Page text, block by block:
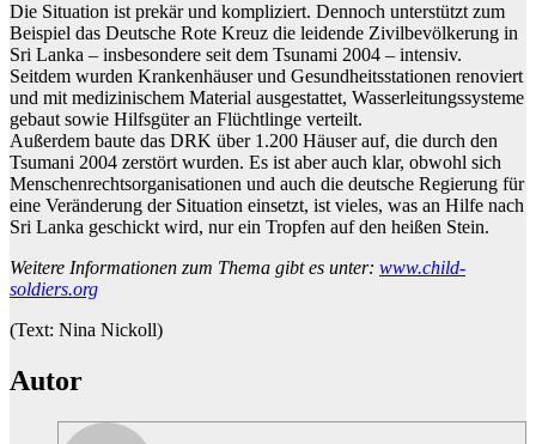
Die Situation ist prekär und kompliziert. Dennoch unterstützt zum
Beispiel das Deutsche Rote Kreuz die leidende Zivilbevölkerung in
Sri Lanka – insbesondere seit dem Tsunami 2004 – intensiv.
Seitdem wurden Krankenhäuser und Gesundheitsstationen renoviert
und mit medizinischem Material ausgestattet, Wasserleitungssysteme
gebaut sowie Hilfsgüter an Flüchtlinge verteilt.
Außerdem baute das DRK über 1.200 Häuser auf, die durch den
Tsumani 2004 zerstört wurden. Es ist aber auch klar, obwohl sich
Menschenrechtsorganisationen und auch die deutsche Regierung für
eine Veränderung der Situation einsetzt, ist vieles, was an Hilfe nach
Sri Lanka geschickt wird, nur ein Tropfen auf den heißen Stein.
Weitere Informationen zum Thema gibt es unter: www.child-
soldiers.org
(Text: Nina Nickoll)
Autor